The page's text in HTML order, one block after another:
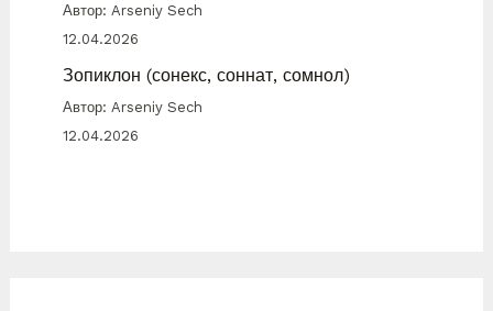
Автор: Arseniy Sech
12.04.2026
Зопиклон (сонекс, соннат, сомнол)
Автор: Arseniy Sech
12.04.2026